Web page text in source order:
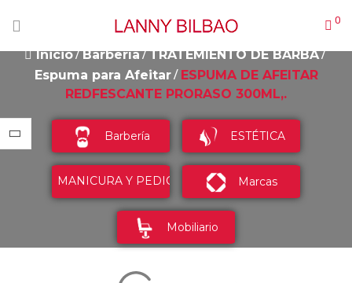
0
Inicio Barbería
TRATEMIENTO DE BARBA
Espuma para Afeitar
ESPUMA DE AFEITAR
REDFESCANTE PRORASO 300ML,.
Barbería ESTÉTICA
MANICURA Y PEDICURA Marcas
Mobiliario